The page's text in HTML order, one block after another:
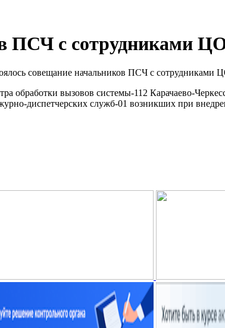
ПСЧ с сотрудниками
совещание начальников ПСЧ с сотрудниками
обработки вызовов системы-112 Карачаево-
диспетчерских служб-01 возникших при